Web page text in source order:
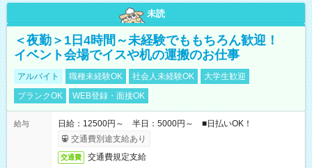
未読
＜夜勤＞1日4時間～未経験でももちろん歓迎！
イベント会場でイスや机の運搬のお仕事
アルバイト 職種未経験OK 社会人未経験OK
大学生歓迎
ブランクOK
WEB登録・面接OK
給与
日給：12500円～ 半日：5000円～ ■日払いOK！
交通費別途支給あり
交通費 交通費規定支給